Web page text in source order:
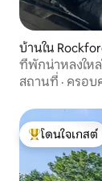
บ้านใน
ที่พักน่าหลงให
สถานที่ · ครอบ
โดนใจเกสต์ที่สุ
โดนใจเกสต์